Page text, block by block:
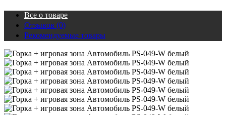
Все о товаре
Отзывов (0)
Рекомендуемые товары